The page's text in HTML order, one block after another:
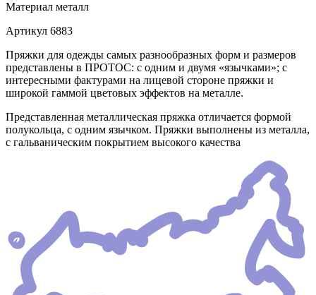
Материал металл
Артикул 6883
Пряжки для одежды самых разнообразных форм и размеров
представлены в ПРОТОС: с одним и двумя «язычками»; с
интересными фактурами на лицевой стороне пряжки и
широкой гаммой цветовых эффектов на металле.
Представленная металлическая пряжка отличается формой
полукольца, с одним язычком. Пряжки выполнены из металла,
с гальваническим покрытием высокого качества